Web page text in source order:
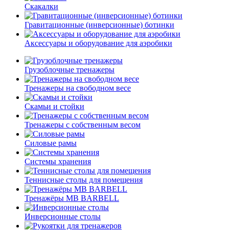
Скакалки
Гравитационные (инверсионные) ботинки
Аксессуары и оборудование для аэробики
Грузоблочные тренажеры
Тренажеры на свободном весе
Скамьи и стойки
Тренажеры с собственным весом
Силовые рамы
Системы хранения
Теннисные столы для помещения
Тренажёры MB BARBELL
Инверсионные столы